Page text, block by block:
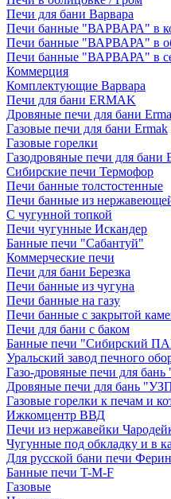
Печи для бани Варвара
Печи банные "ВАРВАРА" в
Печи банные "ВАРВАРА" в
Печи банные "ВАРВАРА" в
Коммерция
Комплектующие Варвара
Печи для бани ERMAK
Дровяные печи для бани
Газовые печи для бани Ermak
Газовые горелки
Газодровяные печи для бани
Сибирские печи Термофор
Печи банные толстостенные
Печи банные из
С чугунной топкой
Печи чугунные Искандер
Банные печи "Сабантуй"
Коммерческие печи
Печи для бани Березка
Печи банные из чугуна
Печи банные на газу
Печи банные с закрытой
Печи для бани с баком
Банные печи "Сибирский
Уральский завод печного
Газо-дровяные печи для
Дровяные печи для бань
Газовые горелки к печам и
Ижкомцентр ВВД
Печи из нержавейки
Чугунные под обкладку и в
Для русской бани печи
Банные печи T-M-F
Газовые